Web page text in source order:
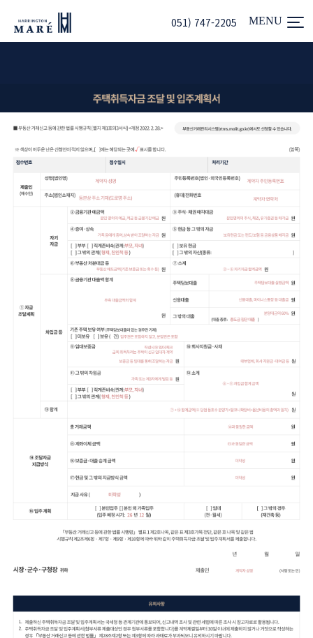
051) 747-2205